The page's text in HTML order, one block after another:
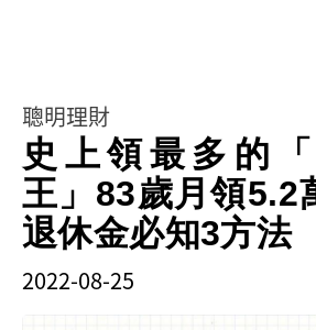
聰明理財
史上領最多的
王」83歲月領5.2
退休金必知3方法
2022-08-25